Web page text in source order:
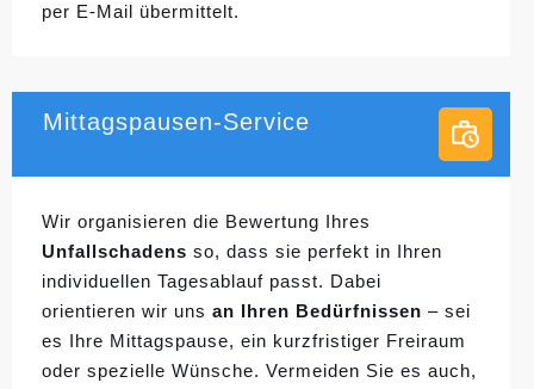
per E-Mail übermittelt.
Mittagspausen-Service
Wir organisieren die Bewertung Ihres
Unfallschadens so, dass sie perfekt in Ihren
individuellen Tagesablauf passt. Dabei
orientieren wir uns an Ihren Bedürfnissen – sei
es Ihre Mittagspause, ein kurzfristiger Freiraum
oder spezielle Wünsche. Vermeiden Sie es auch,